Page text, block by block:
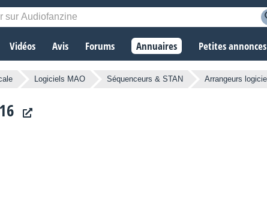
Vidéos Avis Forums Annuaires Petites annonces
Logiciels MAO Séquenceurs & STAN Arrangeurs